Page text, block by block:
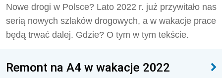
Nowe drogi w Polsce? Lato 2022 r. już przywitało nas
serią nowych szlaków drogowych, a w wakacje prace
będą trwać dalej. Gdzie? O tym w tym tekście.
Remont na A4 w wakacje 2022